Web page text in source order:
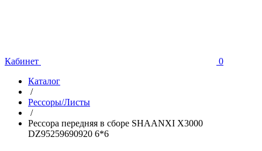
Кабинет
0
Каталог
/
Рессоры/Листы
/
Рессора передняя в сборе SHAANXI X3000
DZ95259690920 6*6